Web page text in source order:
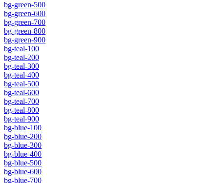
bg-green-500
bg-green-600
bg-green-700
bg-green-800
bg-green-900
bg-teal-100
bg-teal-200
bg-teal-300
bg-teal-400
bg-teal-500
bg-teal-600
bg-teal-700
bg-teal-800
bg-teal-900
bg-blue-100
bg-blue-200
bg-blue-300
bg-blue-400
bg-blue-500
bg-blue-600
bg-blue-700